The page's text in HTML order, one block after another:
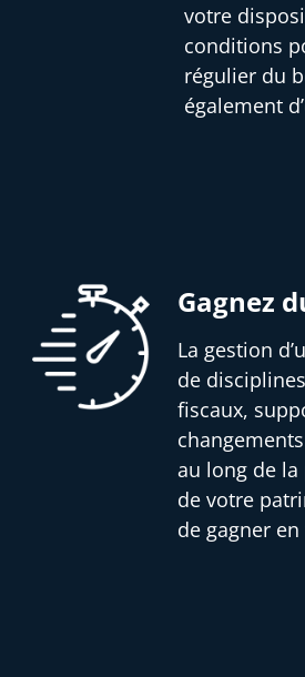
votre
conditions
régulier du
également
Gagnez
La gestion
de
fiscaux,
au long de la
de votre
de gagner